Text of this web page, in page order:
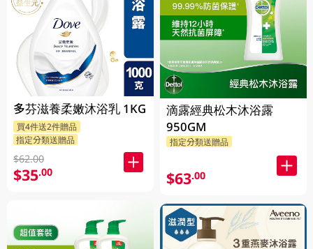
多芬滋養柔嫩沐浴乳 1KG
買4件送2件贈品
指定分類送贈品
$62.00
$35.00
滴露經典松木沐浴露
950GM
指定分類送贈品
$63.00